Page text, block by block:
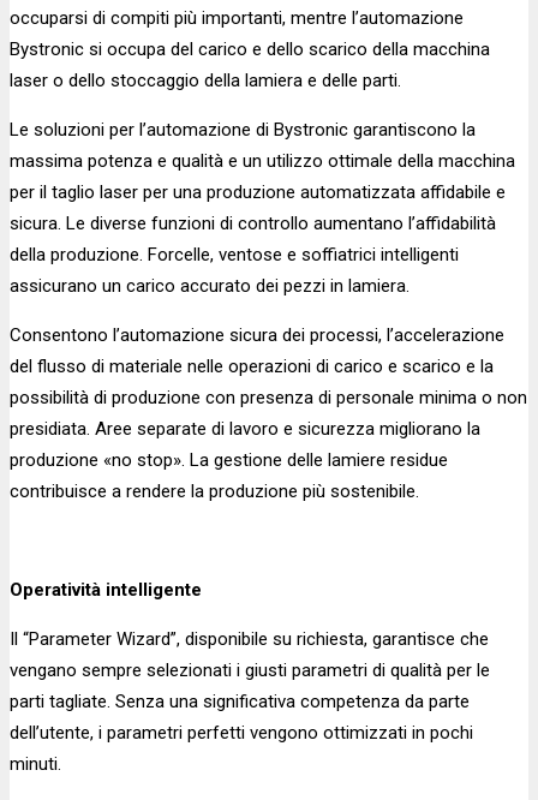
occuparsi di compiti più importanti, mentre l’automazione
Bystronic si occupa del carico e dello scarico della macchina
laser o dello stoccaggio della lamiera e delle parti.
Le soluzioni per l’automazione di Bystronic garantiscono la
massima potenza e qualità e un utilizzo ottimale della macchina
per il taglio laser per una produzione automatizzata affidabile e
sicura. Le diverse funzioni di controllo aumentano l’affidabilità
della produzione. Forcelle, ventose e soffiatrici intelligenti
assicurano un carico accurato dei pezzi in lamiera.
Consentono l’automazione sicura dei processi, l’accelerazione
del flusso di materiale nelle operazioni di carico e scarico e la
possibilità di produzione con presenza di personale minima o non
presidiata. Aree separate di lavoro e sicurezza migliorano la
produzione «no stop». La gestione delle lamiere residue
contribuisce a rendere la produzione più sostenibile.
Operatività intelligente
Il “Parameter Wizard”, disponibile su richiesta, garantisce che
vengano sempre selezionati i giusti parametri di qualità per le
parti tagliate. Senza una significativa competenza da parte
dell’utente, i parametri perfetti vengono ottimizzati in pochi
minuti.